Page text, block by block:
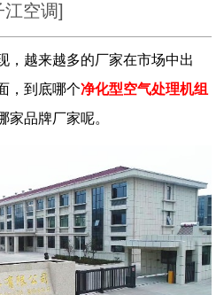
江空调]
，越来越多的厂家在市场中出
，到底哪个净化型空气处理机组
家品牌厂家呢。